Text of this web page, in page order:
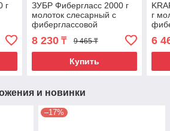
г
ЗУБР Фибергласс 2000 г
молоток слесарный с
фиберглассовой
рукояткой
8 230₸ 9 465 ₸
Купить
г
6
и новинки
–17%